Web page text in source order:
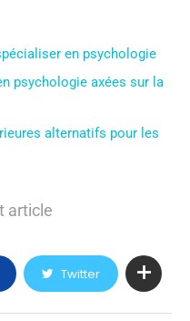
en psychologie
psychologie axées sur la
alternatifs pour les
article
Twitter